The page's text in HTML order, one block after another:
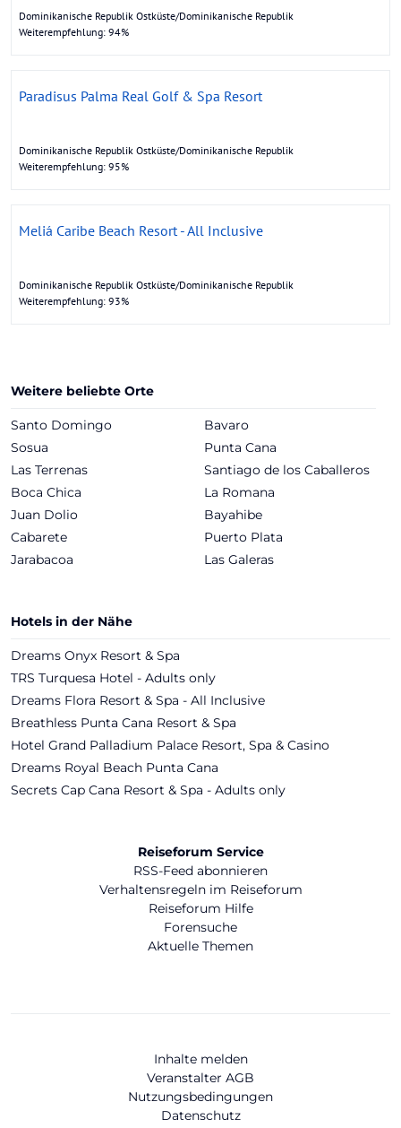
Dominikanische Republik Ostküste/Dominikanische Republik
Weiterempfehlung: 94%
Paradisus Palma Real Golf & Spa Resort
Dominikanische Republik Ostküste/Dominikanische Republik
Weiterempfehlung: 95%
Meliá Caribe Beach Resort - All Inclusive
Dominikanische Republik Ostküste/Dominikanische Republik
Weiterempfehlung: 93%
Weitere beliebte Orte
Santo Domingo
Bavaro
Sosua
Punta Cana
Las Terrenas
Santiago de los Caballeros
Boca Chica
La Romana
Juan Dolio
Bayahibe
Cabarete
Puerto Plata
Jarabacoa
Las Galeras
Hotels in der Nähe
Dreams Onyx Resort & Spa
TRS Turquesa Hotel - Adults only
Dreams Flora Resort & Spa - All Inclusive
Breathless Punta Cana Resort & Spa
Hotel Grand Palladium Palace Resort, Spa & Casino
Dreams Royal Beach Punta Cana
Secrets Cap Cana Resort & Spa - Adults only
Reiseforum Service
RSS-Feed abonnieren
Verhaltensregeln im Reiseforum
Reiseforum Hilfe
Forensuche
Aktuelle Themen
Inhalte melden
Veranstalter AGB
Nutzungsbedingungen
Datenschutz